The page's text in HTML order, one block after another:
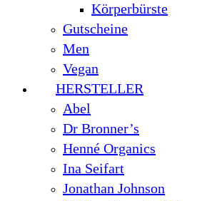
Körperbürste
Gutscheine
Men
Vegan
HERSTELLER
Abel
Dr Bronner’s
Henné Organics
Ina Seifart
Jonathan Johnson